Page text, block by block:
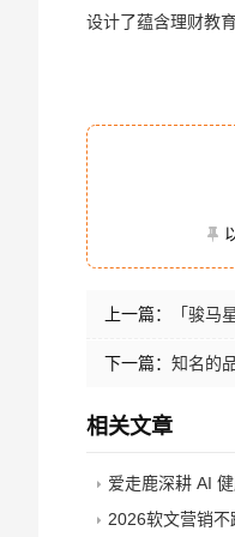
设计了蕴含理财教
上一篇： 「骏马
下一篇： 知名的
相关文章
爱走鹿深耕 AI
2026软文营销